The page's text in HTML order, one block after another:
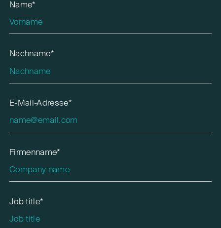
Name*
Nachname*
E-Mail-Adresse*
Firmenname*
Job title*